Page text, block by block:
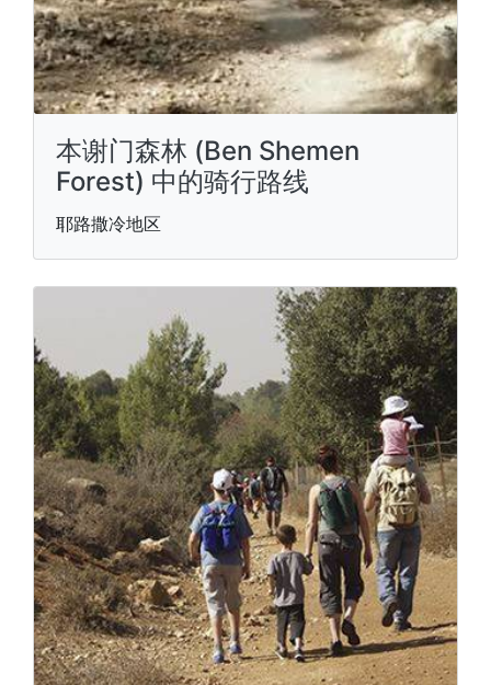
本谢门森林 (Ben Shemen
Forest) 中的骑行路线
耶路撒冷地区